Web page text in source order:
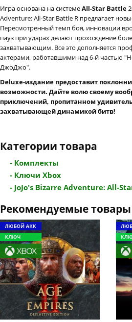
Игра основана на системеAll-Star Battle
Adventure: All-Star Battle R предлагает
Пересмотренный темп боя, инновации
пауз при ударах делают прохождение
захватывающим. Все это дополняется
актерами, работавшими над 6-й частью
ДжоДжо".
Deluxe-издание предоставит
возможности. Дайте волю своему
приключений, пропитанном
захватывающей динамикой битв!
Категории товара
- Комплекты
- Ключи Xbox
- JoJo's Bizarre Adventure: All-
Рекомендуемые товары
ЛЮБОЙ АКК
КЛЮЧ